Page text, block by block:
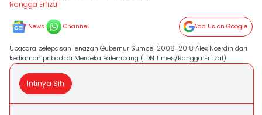
Rangga Erfizal
News Channel Add Us on Google
Upacara pelepasan jenazah Gubernur Sumsel 2008-2018 Alex Noerdin dari
kediaman pribadi di Merdeka Palembang (IDN Times/Rangga Erfizal)
Intinya Sih